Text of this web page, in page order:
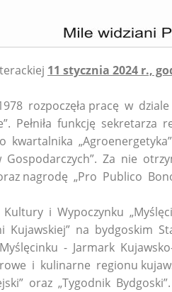
11 stycznia 2024 r.,
rozpoczęła pracę w
Pełniła funkcję sekretarza
Za nie
nagrodę „Pro Publico
i Wypoczynku
na bydgoskim
- Jarmark
i kulinarne regionu
oraz „Tygodnik